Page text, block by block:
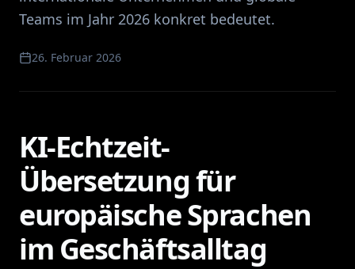
Teams im Jahr 2026 konkret bedeutet.
26. Februar 2026
KI-Echtzeit-
Übersetzung für
europäische Sprachen
im Geschäftsalltag